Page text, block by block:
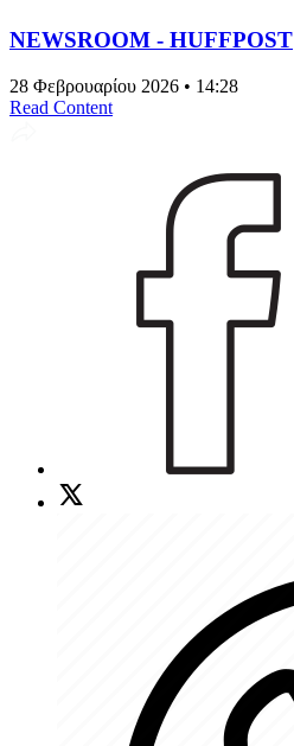
NEWSROOM - HUFFPOST
28 Φεβρουαρίου 2026 • 14:28
Read Content